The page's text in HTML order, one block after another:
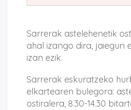
Sarrerak astelehenetik
ahal izango dira, jaiegun
izan ezik.
Sarrerak eskuratzeko
elkartearen bulegora:
ostiralera, 8.30-14.30